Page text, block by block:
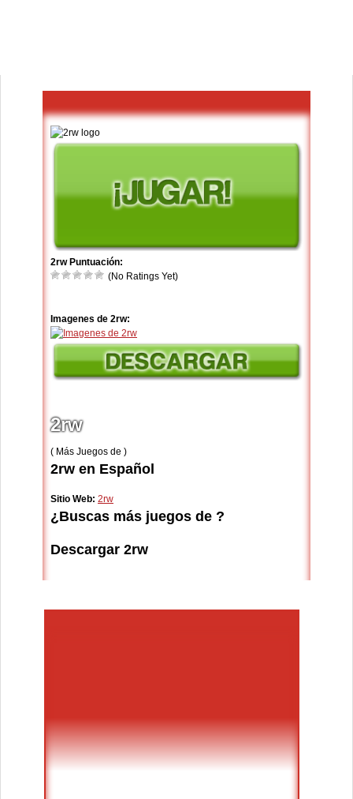
2rw Puntuación:
(No Ratings Yet)
Imagenes de 2rw:
2rw
( Más Juegos de )
2rw en Español
Sitio Web: 2rw
¿Buscas más juegos de ?
Descargar 2rw